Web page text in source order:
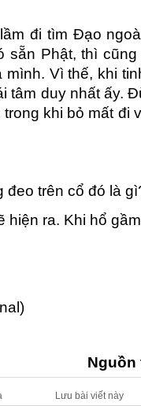
đi tìm Ðạo
sẵn Phật, thì
Vì thế, khi
tâm duy nhất ấy.
khi bỏ mất đi
đeo trên cổ đó là
hiện ra. Khi hổ
Lưu bài viết này